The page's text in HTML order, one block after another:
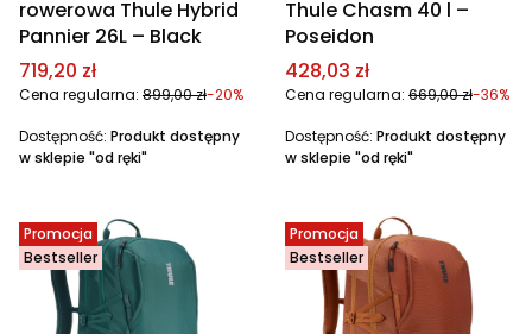
rowerowa Thule Hybrid
Pannier 26L – Black
Cena promocyjna
719,20 zł
Cena regularna: 899,00 zł-20%
Dostępność: Produkt dostępny
w sklepie "od ręki"
Thule Chasm 40 l –
Poseidon
Cena promocyjna
428,03 zł
Cena regularna: 669,00 zł-36%
Dostępność: Produkt dostępny
w sklepie "od ręki"
Promocja
Bestseller
Promocja
Bestseller